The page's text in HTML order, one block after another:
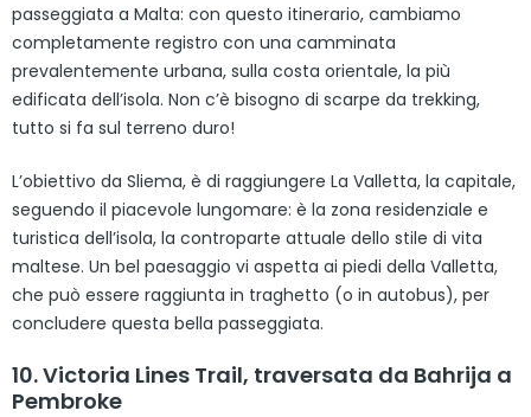
passeggiata a Malta: con questo itinerario, cambiamo
completamente registro con una camminata
prevalentemente urbana, sulla costa orientale, la più
edificata dell’isola. Non c’è bisogno di scarpe da trekking,
tutto si fa sul terreno duro!
L’obiettivo da Sliema, è di raggiungere La Valletta, la capitale,
seguendo il piacevole lungomare: è la zona residenziale e
turistica dell’isola, la controparte attuale dello stile di vita
maltese. Un bel paesaggio vi aspetta ai piedi della Valletta,
che può essere raggiunta in traghetto (o in autobus), per
concludere questa bella passeggiata.
10. Victoria Lines Trail, traversata da Bahrija a
Pembroke